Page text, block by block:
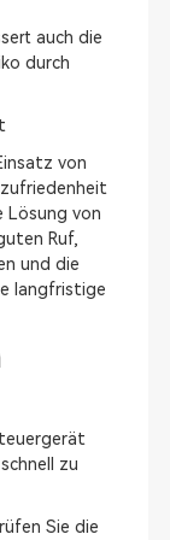
auch die
durch
von
Lösung von
Ruf,
und die
langfristige
zu
Sie die